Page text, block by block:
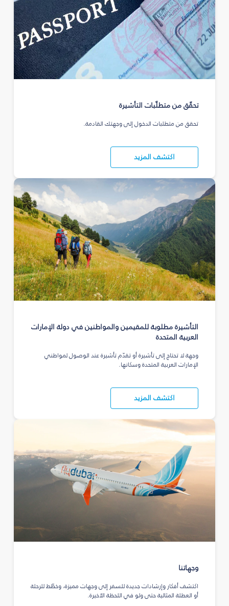
تحقّق من متطلّبات التأشيرة
تحقق من متطلبات الدخول إلى وجهتك القادمة.
اكتشف المزيد
التأشيرة مطلوبة للمقيمين والمواطنين في دولة الإمارات
العربية المتحدة
وجهة لا تحتاج إلى تأشيرة أو تقدّم تأشيرة عند الوصول لمواطني
الإمارات العربية المتحدة وسكانها.
اكتشف المزيد
وجهاتنا
اكتشف أفكار وإرشادات جديدة للسفر إلى وجهات مميزة، وخطّط للرحلة
أو العطلة المثالية حتى ولو في اللحظة الأخيرة.